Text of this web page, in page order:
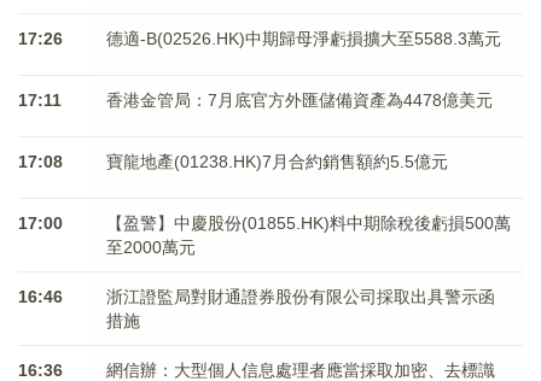
17:26 德適-B(02526.HK)中期歸母淨虧損擴大至5588.3萬元
17:11 香港金管局：7月底官方外匯儲備資產為4478億美元
17:08 寶龍地產(01238.HK)7月合約銷售額約5.5億元
17:00
【盈警】中慶股份(01855.HK)料中期除稅後虧損500萬
至2000萬元
16:46
浙江證監局對財通證券股份有限公司採取出具警示函
措施
16:36
網信辦：大型個人信息處理者應當採取加密、去標識